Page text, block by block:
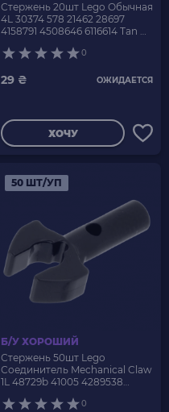
Стержень 20шт Lego Обычная
4L 30374 578 21462 28697
4158791 4508646 6116614 Tan Б/
0
29 ₴ ОЖИДАЕТСЯ
ХОЧУ
50 ШТ/УП
Б/У ХОРОШИЙ
Стержень 50шт Lego
Соединитель Mechanical Claw
1L 48729b 41005 4289538
0